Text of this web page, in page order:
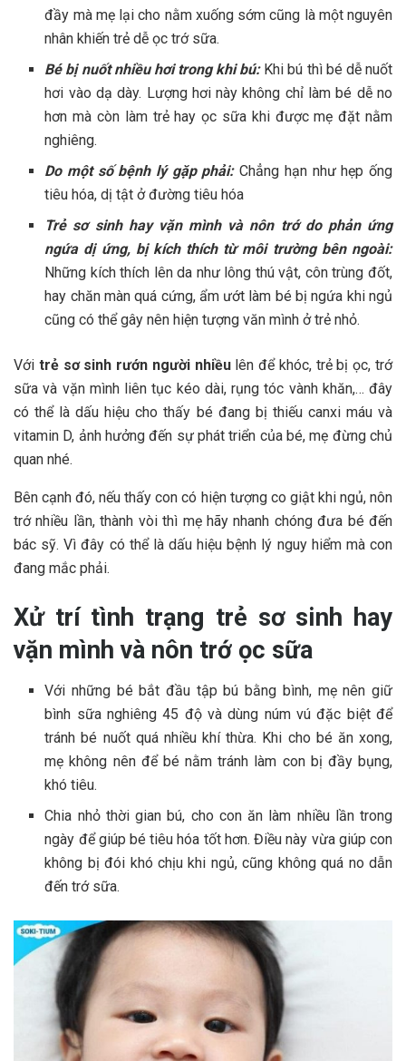
đầy mà mẹ lại cho nằm xuống sớm cũng là một nguyên
nhân khiến trẻ dễ ọc trớ sữa.
Bé bị nuốt nhiều hơi trong khi bú:Khi bú thì bé dễ nuốt
hơi vào dạ dày. Lượng hơi này không chỉ làm bé dễ no
hơn mà còn làm trẻ hay ọc sữa khi được mẹ đặt nằm
nghiêng.
Do một số bệnh lý gặp phải: Chẳng hạn như hẹp ống
tiêu hóa, dị tật ở đường tiêu hóa
Trẻ sơ sinh hay vặn mình và nôn trớ do phản ứng
ngứa dị ứng, bị kích thích từ môi trường bên ngoài:
Những kích thích lên da như lông thú vật, côn trùng đốt,
hay chăn màn quá cứng, ẩm ướt làm bé bị ngứa khi ngủ
cũng có thể gây nên hiện tượng văn mình ở trẻ nhỏ.
Với trẻ sơ sinh rướn người nhiềulên để khóc, trẻ bị ọc, trớ
sữa và vặn mình liên tục kéo dài, rụng tóc vành khăn,… đây
có thể là dấu hiệu cho thấy bé đang bị thiếu canxi máu và
vitamin D, ảnh hưởng đến sự phát triển của bé, mẹ đừng chủ
quan nhé.
Bên cạnh đó, nếu thấy con có hiện tượng co giật khi ngủ, nôn
trớ nhiều lần, thành vòi thì mẹ hãy nhanh chóng đưa bé đến
bác sỹ. Vì đây có thể là dấu hiệu bệnh lý nguy hiểm mà con
đang mắc phải.
Xử trí tình trạng trẻ sơ sinh hay
vặn mình và nôn trớ ọc sữa
Với những bé bắt đầu tập bú bằng bình, mẹ nên giữ
bình sữa nghiêng 45 độ và dùng núm vú đặc biệt để
tránh bé nuốt quá nhiều khí thừa. Khi cho bé ăn xong,
mẹ không nên để bé nằm tránh làm con bị đầy bụng,
khó tiêu.
Chia nhỏ thời gian bú, cho con ăn làm nhiều lần trong
ngày để giúp bé tiêu hóa tốt hơn. Điều này vừa giúp con
không bị đói khó chịu khi ngủ, cũng không quá no dẫn
đến trớ sữa.